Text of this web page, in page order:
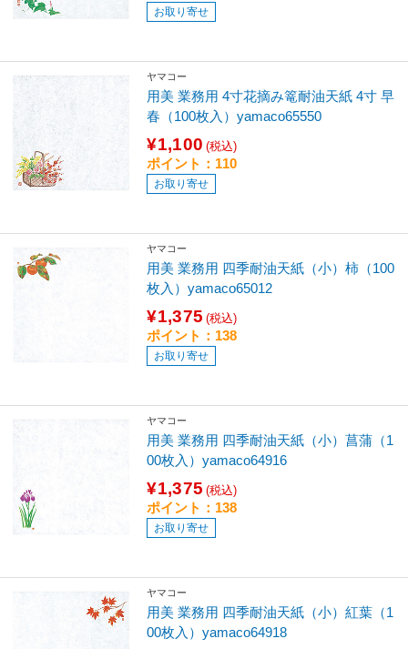
お取り寄せ
ヤマコー
用美 業務用 4寸花摘み篭耐油天紙 4寸 早
春（100枚入）yamaco65550
¥1,100 (税込)
ポイント：110
お取り寄せ
ヤマコー
用美 業務用 四季耐油天紙（小）柿（100
枚入）yamaco65012
¥1,375 (税込)
ポイント：138
お取り寄せ
ヤマコー
用美 業務用 四季耐油天紙（小）菖蒲（1
00枚入）yamaco64916
¥1,375 (税込)
ポイント：138
お取り寄せ
ヤマコー
用美 業務用 四季耐油天紙（小）紅葉（1
00枚入）yamaco64918